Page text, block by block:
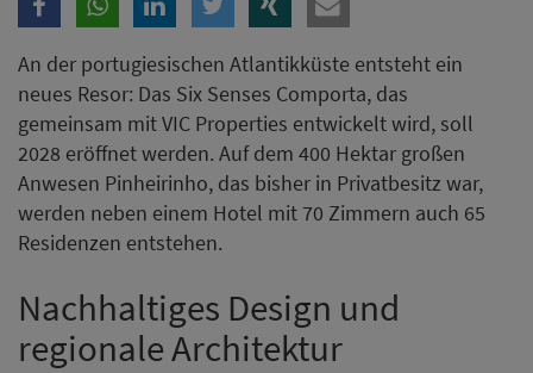
An der portugiesischen Atlantikküste entsteht ein
neues Resor: Das Six Senses Comporta, das
gemeinsam mit VIC Properties entwickelt wird, soll
2028 eröffnet werden. Auf dem 400 Hektar großen
Anwesen Pinheirinho, das bisher in Privatbesitz war,
werden neben einem Hotel mit 70 Zimmern auch 65
Residenzen entstehen.
Nachhaltiges Design und
regionale Architektur